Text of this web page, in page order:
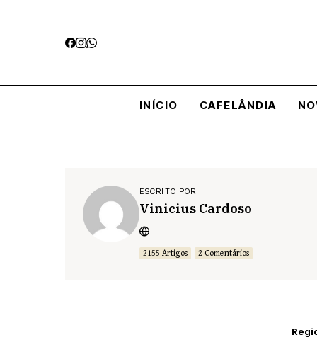
INÍCIO CAFELÂNDIA
ESCRITO POR
Vinicius Cardoso
2155 Artigos 2 Comentários